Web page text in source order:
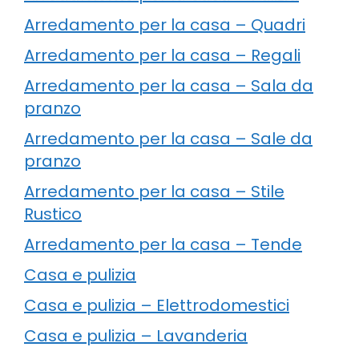
Arredamento per la casa – Quadri
Arredamento per la casa – Regali
Arredamento per la casa – Sala da
pranzo
Arredamento per la casa – Sale da
pranzo
Arredamento per la casa – Stile
Rustico
Arredamento per la casa – Tende
Casa e pulizia
Casa e pulizia – Elettrodomestici
Casa e pulizia – Lavanderia